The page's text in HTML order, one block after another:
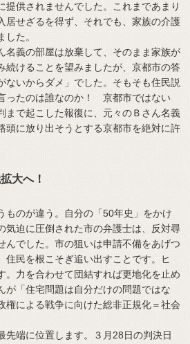
提供されませんでした。これまであまり
居せざるを得ず、それでも、家族の介護
た。
義の部屋は放棄して、そのまま家族が
続けることを望みましたが、京都市の答
ないからダメ」でした。そもそも住民説
ったのは誰なのか！ 京都市ではない
で起こした報復に、元々のＢさん名義
頭に放り出そうとする京都市を絶対に許
大へ！
のが違う。自分の「50年史」をかけ
気迫に圧倒された市の弁護士は、反対尋
んでした。市の狙いは申請不備をあげつ
住民を根こそぎ追い出すことです。ヒ
。力を合わせて団結すれば更地化を止め
「住宅問題は自分だけの問題ではな
権による戦争に向けた総非正規化＝社会
端に位置します。３月28日の判決日